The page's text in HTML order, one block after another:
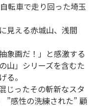
転車で走り回った埼玉
見える赤城山、浅間
象画だ！」と感激する
山」シリーズを含むた
る。
じったその斬新なスタ
”感性の洗練された” 顧